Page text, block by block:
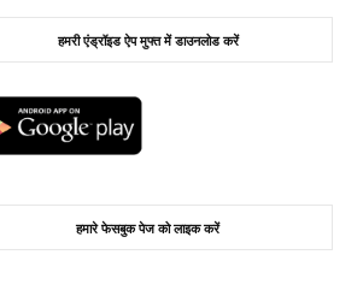
हमरी एंड्रॉइड ऐप मुफ्त में डाउनलोड करें
हमारे फेसबुक पेज को लाइक करें